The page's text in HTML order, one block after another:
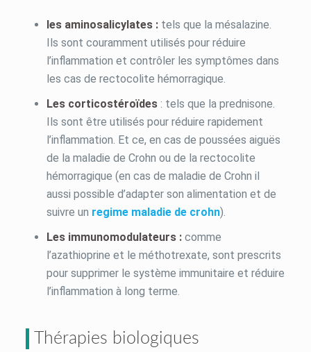
les aminosalicylates :tels que la mésalazine.
Ils sont couramment utilisés pour réduire
l’inflammation et contrôler les symptômes dans
les cas de rectocolite hémorragique.
Les corticostéroïdes : tels que la prednisone.
Ils sont être utilisés pour réduire rapidement
l’inflammation. Et ce, en cas de poussées aiguës
de la maladie de Crohn ou de la rectocolite
hémorragique (en cas de maladie de Crohn il
aussi possible d’adapter son alimentation et de
suivre un regime maladie de crohn).
Les immunomodulateurs :comme
l’azathioprine et le méthotrexate, sont prescrits
pour supprimer le système immunitaire et réduire
l’inflammation à long terme.
Thérapies biologiques